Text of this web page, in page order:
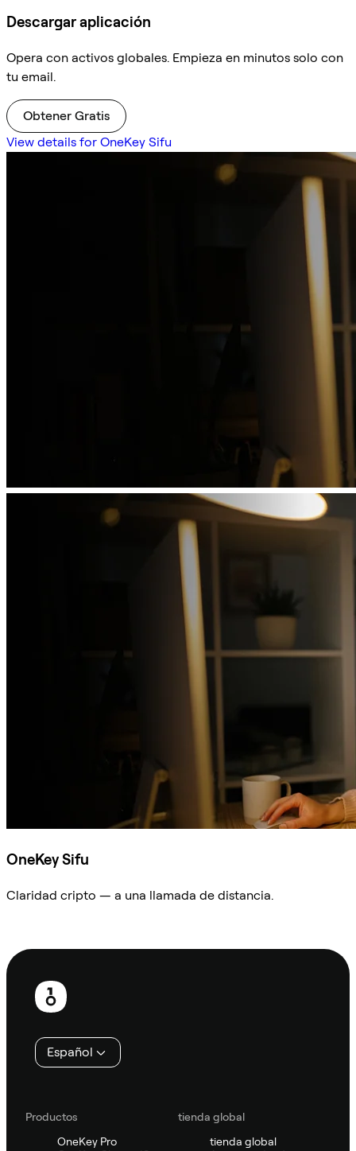
Descargar aplicación
Opera con activos globales. Empieza en minutos solo con
tu email.
Obtener Gratis
View details for OneKey Sifu
OneKey Sifu
Claridad cripto — a una llamada de distancia.
Pie
página
Español
Productos
OneKey Pro
tienda global
tienda global